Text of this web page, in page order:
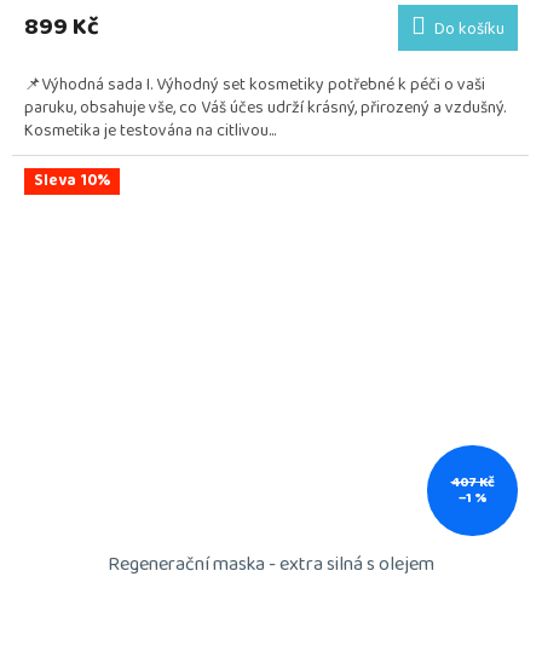
899 Kč Do košíku
📌Výhodná sada I. Výhodný set kosmetiky potřebné k péči o vaši
paruku, obsahuje vše, co Váš účes udrží krásný, přirozený a vzdušný.
Kosmetika je testována na citlivou...
Sleva 10%
407 Kč
–1 %
Regenerační maska - extra silná s olejem